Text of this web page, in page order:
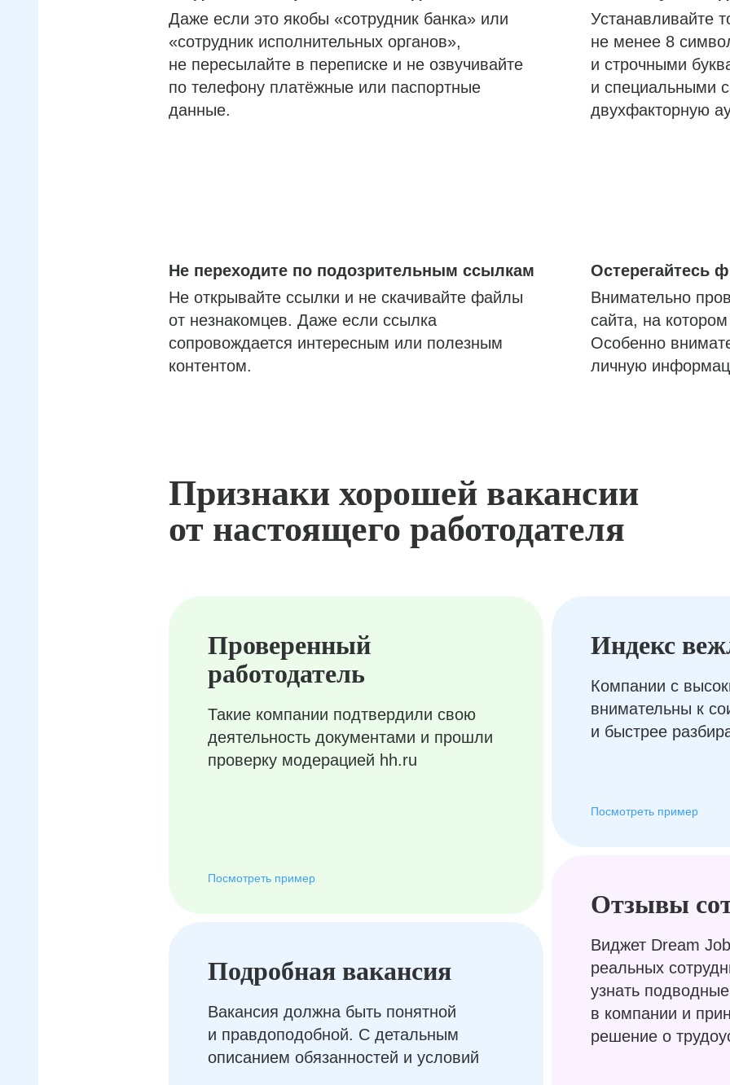
Даже если это якобы «сотрудник банка» или
«сотрудник исполнительных органов»,
не пересылайте в переписке и не озвучивайте
по телефону платёжные или паспортные
данные.
Устанавливайте
не менее 8
и строчными
и специальными
двухфакторную
Не переходите по подозрительным ссылкам
Не открывайте ссылки и не скачивайте файлы
от незнакомцев. Даже если ссылка
сопровождается интересным или полезным
контентом.
Остерегайтесь
Внимательно
сайта, на
Особенно
личную
Признаки хорошей вакансии
от настоящего работодателя
Проверенный
работодатель
Такие компании подтвердили свою
деятельность документами и прошли
проверку модерацией hh.ru
Посмотреть пример
Подробная вакансия
Вакансия должна быть понятной
и правдоподобной. С детальным
описанием обязанностей и условий
Отзывы
Виджет Dream
реальных
узнать
в компании и
решение о
Индекс
Компании с
внимательны к
и быстрее
Посмотреть пример